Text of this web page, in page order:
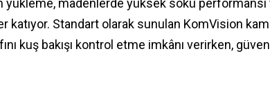
madenlerde yüksek sökü performansı
katıyor. Standart olarak sunulan KomVision
kuş bakışı kontrol etme imkânı verirken,